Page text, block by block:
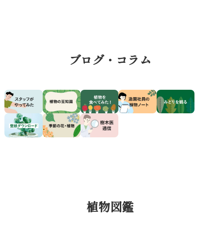
ブログ・コラム
植物図鑑